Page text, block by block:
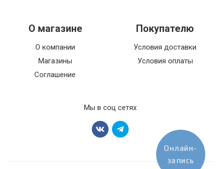
О магазине
О компании
Магазины
Соглашение
Покупателю
Условия доставки
Условия оплаты
Мы в соц сетях
Онлайн-
запись